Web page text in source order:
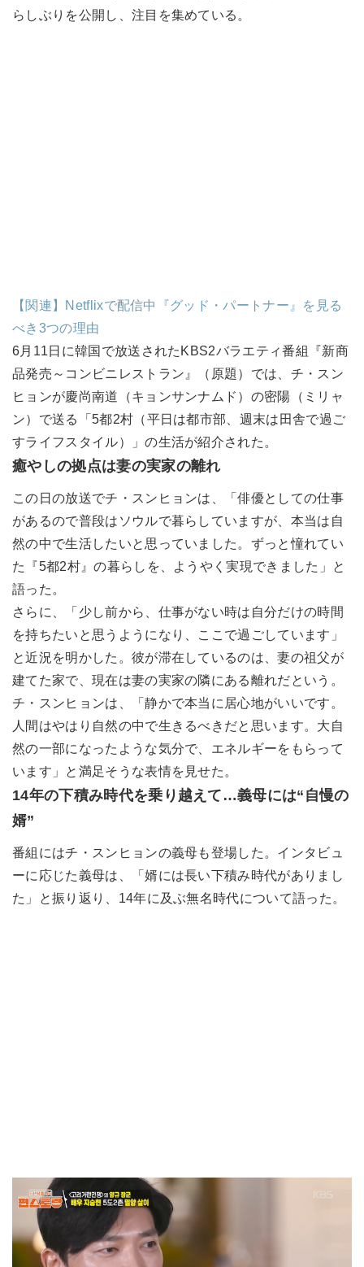
らしぶりを公開し、注目を集めている。
【関連】Netflixで配信中『グッド・パートナー』を見る
べき3つの理由
6月11日に韓国で放送されたKBS2バラエティ番組『新商
品発売～コンビニレストラン』（原題）では、チ・スン
ヒョンが慶尚南道（キョンサンナムド）の密陽（ミリャ
ン）で送る「5都2村（平日は都市部、週末は田舎で過ご
すライフスタイル）」の生活が紹介された。
癒やしの拠点は妻の実家の離れ
この日の放送でチ・スンヒョンは、「俳優としての仕事
があるので普段はソウルで暮らしていますが、本当は自
然の中で生活したいと思っていました。ずっと憧れてい
た『5都2村』の暮らしを、ようやく実現できました」と
語った。
さらに、「少し前から、仕事がない時は自分だけの時間
を持ちたいと思うようになり、ここで過ごしています」
と近況を明かした。彼が滞在しているのは、妻の祖父が
建てた家で、現在は妻の実家の隣にある離れだという。
チ・スンヒョンは、「静かで本当に居心地がいいです。
人間はやはり自然の中で生きるべきだと思います。大自
然の一部になったような気分で、エネルギーをもらって
います」と満足そうな表情を見せた。
14年の下積み時代を乗り越えて…義母には“自慢の
婿”
番組にはチ・スンヒョンの義母も登場した。インタビュ
ーに応じた義母は、「婿には長い下積み時代がありまし
た」と振り返り、14年に及ぶ無名時代について語った。